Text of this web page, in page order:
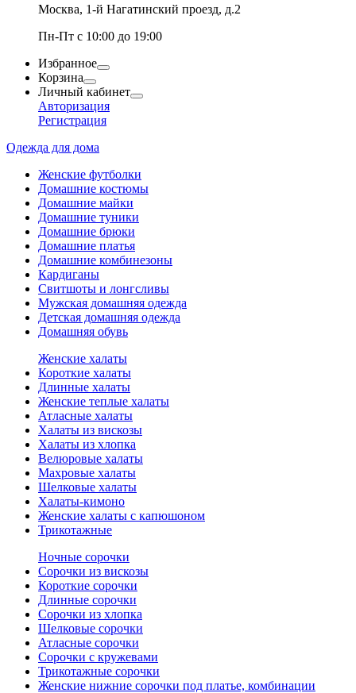
Москва, 1-й Нагатинский проезд, д.2
Пн-Пт с 10:00 до 19:00
Избранное
Корзина
Личный кабинет
Авторизация
Регистрация
Одежда для дома
Женские футболки
Домашние костюмы
Домашние майки
Домашние туники
Домашние брюки
Домашние платья
Домашние комбинезоны
Кардиганы
Свитшоты и лонгсливы
Мужская домашняя одежда
Детская домашняя одежда
Домашняя обувь
Женские халаты
Короткие халаты
Длинные халаты
Женские теплые халаты
Атласные халаты
Халаты из вискозы
Халаты из хлопка
Велюровые халаты
Махровые халаты
Шелковые халаты
Халаты-кимоно
Женские халаты с капюшоном
Трикотажные
Ночные сорочки
Сорочки из вискозы
Короткие сорочки
Длинные сорочки
Сорочки из хлопка
Шелковые сорочки
Атласные сорочки
Сорочки с кружевами
Трикотажные сорочки
Женские нижние сорочки под платье, комбинации